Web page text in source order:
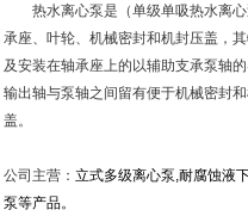
热水离心泵是（单级单吸热水离心
承座、叶轮、机械密封和机封压盖，
及安装在轴承座上的以辅助支承泵轴
输出轴与泵轴之间留有便于机械密封
盖。
公司主营： 立式多级离心泵,耐腐蚀液
泵等产品。